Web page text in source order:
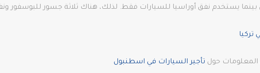
يستخدم نفق أوراسيا للسيارات فقط. لذلك، هناك ثلاثة جسور للبوسفور
تركيا
المعلومات حول تأجير السيارات في اسطنبول